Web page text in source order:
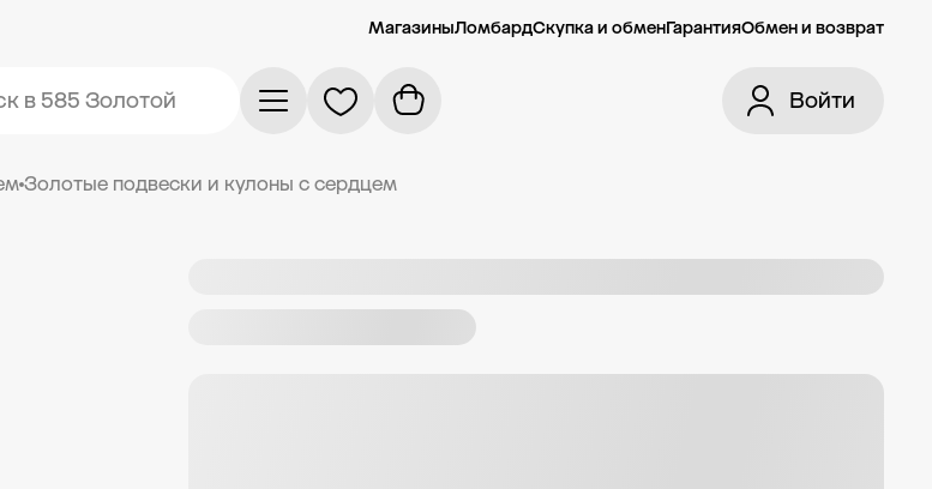
МагазиныЛомбардСкупка и обменГарантияОбмен и возврат
в 585 Золотой Войти
Золотые подвески и кулоны с сердцем